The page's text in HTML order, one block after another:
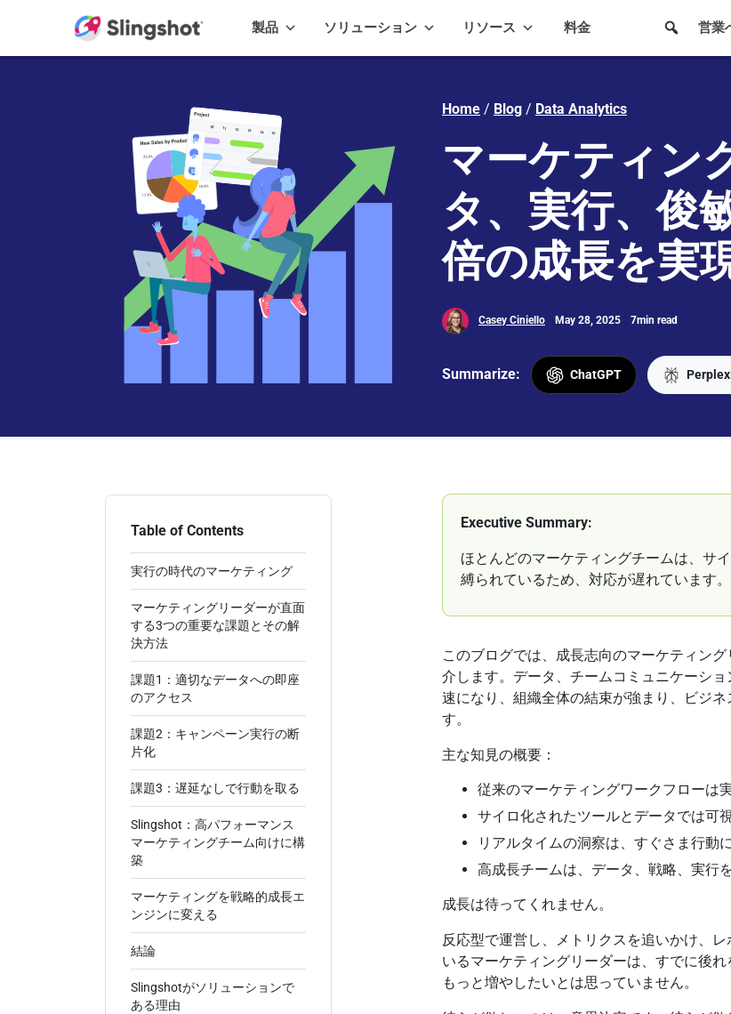
製品 ソリューション リソース 料金 営業
Home / Blog / Data Analytics
マーケティン
タ、実行、俊
倍の成長を実
Casey Ciniello May 28, 2025 7min read
Summarize: ChatGPT
Table of Contents
実行の時代のマーケティング
マーケティングリーダーが直面
する3つの重要な課題とその解
決方法
課題1：適切なデータへの即座
のアクセス
課題2：キャンペーン実行の断
片化
課題3：遅延なしで行動を取る
Slingshot：高パフォーマンス
マーケティングチーム向けに構
築
マーケティングを戦略的成長エ
ンジンに変える
結論
Slingshotがソリューションで
ある理由
Executive Summary:
ほとんどのマーケティングチームは、サ
縛られているため、対応が遅れています。
このブログでは、成長志向のマーケティン
介します。データ、チームコミュニケーシ
速になり、組織全体の結束が強まり、ビジ
す。
主な知見の概要：
従来のマーケティングワークフローは
サイロ化されたツールとデータでは可
リアルタイムの洞察は、すぐさま行動
高成長チームは、データ、戦略、実行
成長は待ってくれません。
反応型で運営し、メトリクスを追いかけ、
いるマーケティングリーダーは、すでに後
もっと増やしたいとは思っていません。